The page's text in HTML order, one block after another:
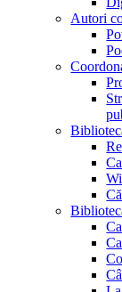
Autori